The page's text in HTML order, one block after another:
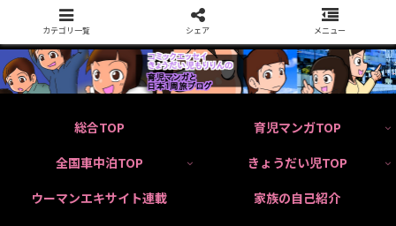
総合TOP
育児マンガTOP
全国車中泊TOP
きょうだい児TOP
ウーマンエキサイト連載
家族の自己紹介
カテゴリ一覧 シェア メニュー